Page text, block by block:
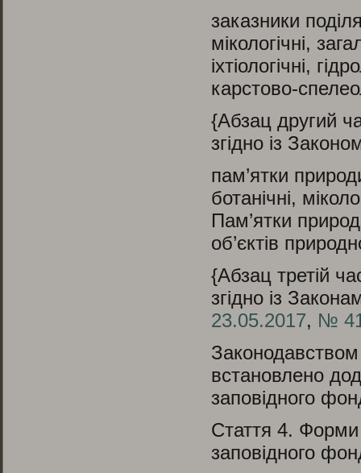
заказники
мікологічні,
іхтіологічні,
карстово-
{Абзац другий
згідно із
пам’ятки
ботанічні,
Пам’ятки
об’єктів
{Абзац третій
згідно із
23.05.2017, №
встановлено
заповідного
Стаття 4. Форми
заповідного